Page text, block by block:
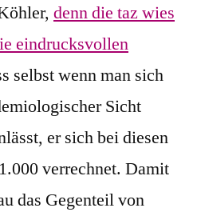
denn die taz wies
eindrucksvollen
selbst wenn man sich
Sicht
er sich bei diesen
verrechnet. Damit
das Gegenteil von